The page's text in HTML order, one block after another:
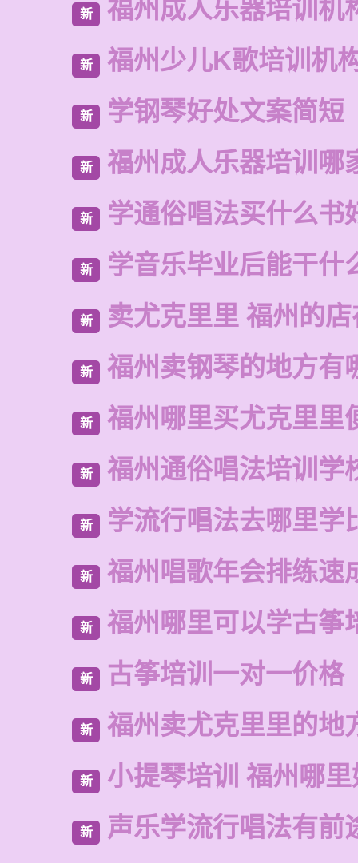
新 福州成人乐器培训机
新 福州少儿K歌培训机
新 学钢琴好处文案简短
新 福州成人乐器培训哪
新 学通俗唱法买什么书
新 学音乐毕业后能干什
新 卖尤克里里 福州的
新 福州卖钢琴的地方有
新 福州哪里买尤克里里
新 福州通俗唱法培训学
新 学流行唱法去哪里学
新 福州唱歌年会排练速
新 福州哪里可以学古筝
新 古筝培训一对一价格
新 福州卖尤克里里的地
新 小提琴培训 福州哪
新 声乐学流行唱法有前